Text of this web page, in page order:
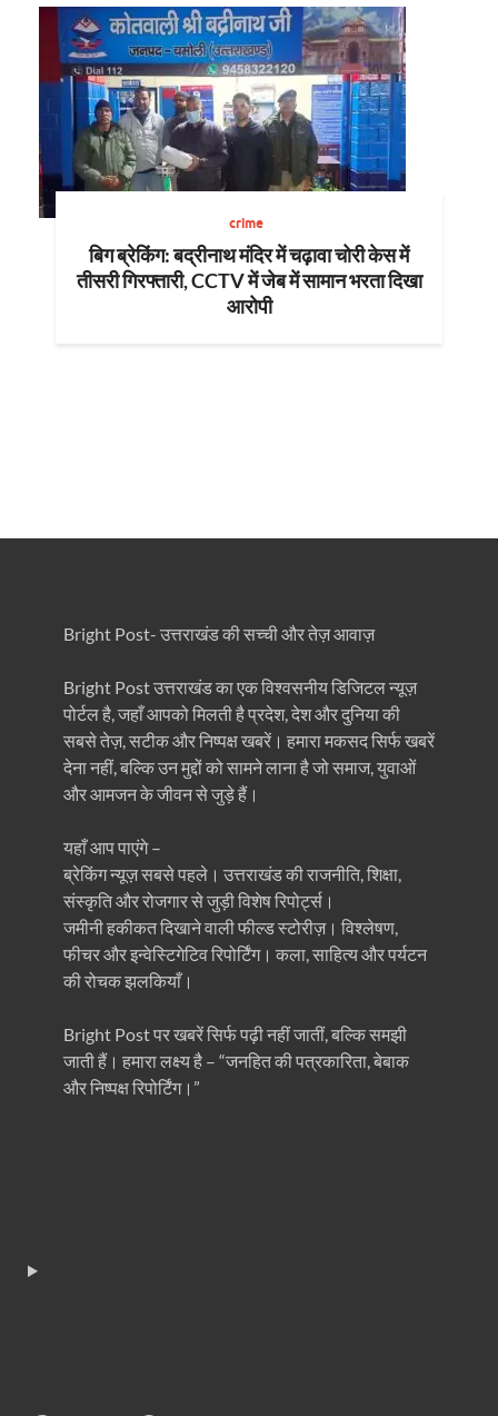
crime
बिग ब्रेकिंग: बद्रीनाथ मंदिर में चढ़ावा चोरी केस में
तीसरी गिरफ्तारी, CCTV में जेब में सामान भरता दिखा
आरोपी
Bright Post- उत्तराखंड की सच्ची और तेज़ आवाज़
Bright Post उत्तराखंड का एक विश्वसनीय डिजिटल न्यूज़
पोर्टल है, जहाँ आपको मिलती है प्रदेश, देश और दुनिया की
सबसे तेज़, सटीक और निष्पक्ष खबरें। हमारा मकसद सिर्फ खबरें
देना नहीं, बल्कि उन मुद्दों को सामने लाना है जो समाज, युवाओं
और आमजन के जीवन से जुड़े हैं।
यहाँ आप पाएंगे –
ब्रेकिंग न्यूज़ सबसे पहले। उत्तराखंड की राजनीति, शिक्षा,
संस्कृति और रोजगार से जुड़ी विशेष रिपोर्ट्स।
जमीनी हकीकत दिखाने वाली फील्ड स्टोरीज़। विश्लेषण,
फीचर और इन्वेस्टिगेटिव रिपोर्टिंग। कला, साहित्य और पर्यटन
की रोचक झलकियाँ।
Bright Post पर खबरें सिर्फ पढ़ी नहीं जातीं, बल्कि समझी
जाती हैं। हमारा लक्ष्य है – “जनहित की पत्रकारिता, बेबाक
और निष्पक्ष रिपोर्टिंग।”